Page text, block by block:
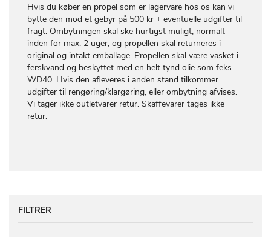
Hvis du køber en propel som er lagervare hos os kan vi
bytte den mod et gebyr på 500 kr + eventuelle udgifter til
fragt. Ombytningen skal ske hurtigst muligt, normalt
inden for max. 2 uger, og propellen skal returneres i
original og intakt emballage. Propellen skal være vasket i
ferskvand og beskyttet med en helt tynd olie som feks.
WD40. Hvis den afleveres i anden stand tilkommer
udgifter til rengøring/klargøring, eller ombytning afvises.
Vi tager ikke outletvarer retur. Skaffevarer tages ikke
retur.
FILTRER